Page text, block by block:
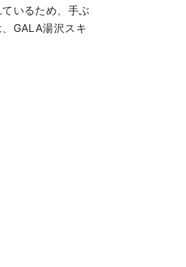
いるため、手ぶ
GALA湯沢スキ